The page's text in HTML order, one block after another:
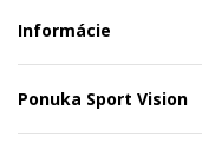
Informácie
Ponuka Sport Vision